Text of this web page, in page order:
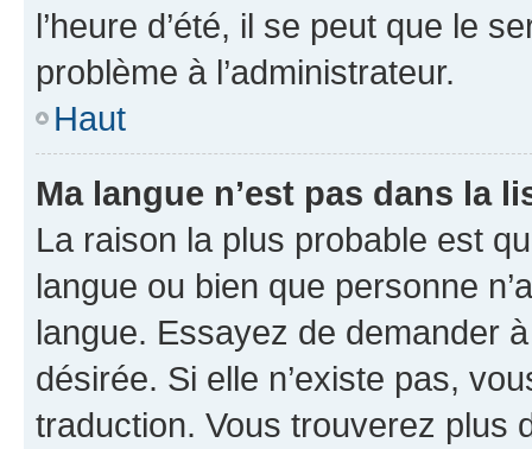
l’heure d’été, il se peut que le
problème à l’administrateur.
Haut
Ma langue n’est pas dans la
La raison la plus probable est
langue ou bien que personne
langue. Essayez de demander
désirée. Si elle n’existe pas,
traduction. Vous trouverez plus